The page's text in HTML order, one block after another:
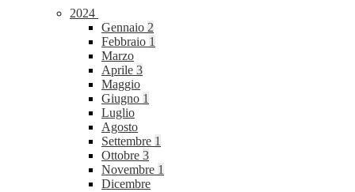
2024
Gennaio 2
Febbraio 1
Marzo
Aprile 3
Maggio
Giugno 1
Luglio
Agosto
Settembre 1
Ottobre 3
Novembre 1
Dicembre